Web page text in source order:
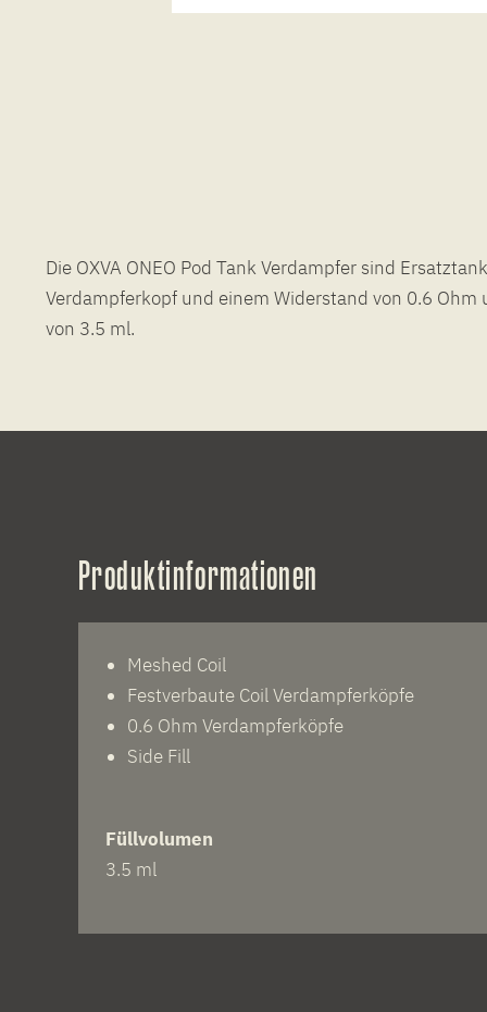
Die OXVA ONEO Pod Tank Verdampfer sind
Verdampferkopf und einem Widerstand von 0.6 Ohm
von 3.5 ml.
Produktinformationen
Meshed Coil
Festverbaute Coil Verdampferköpfe
0.6 Ohm Verdampferköpfe
Side Fill
Füllvolumen
3.5 ml